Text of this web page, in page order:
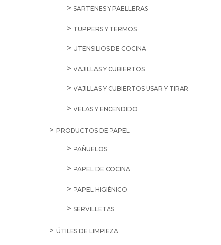
SARTENES Y PAELLERAS
TUPPERS Y TERMOS
UTENSILIOS DE COCINA
VAJILLAS Y CUBIERTOS
VAJILLAS Y CUBIERTOS USAR Y TIRAR
VELAS Y ENCENDIDO
PRODUCTOS DE PAPEL
PAÑUELOS
PAPEL DE COCINA
PAPEL HIGIÉNICO
SERVILLETAS
ÚTILES DE LIMPIEZA